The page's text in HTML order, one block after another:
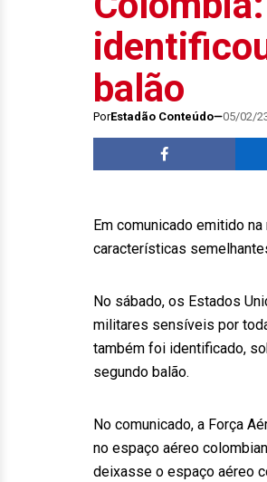
balão
PorEstadão Conteúdo 05/02/
Em comunicado emitido
características
No sábado, os Estados
militares sensíveis por
também foi identificado,
segundo balão.
No comunicado, a Força
no espaço aéreo
deixasse o espaço aéreo